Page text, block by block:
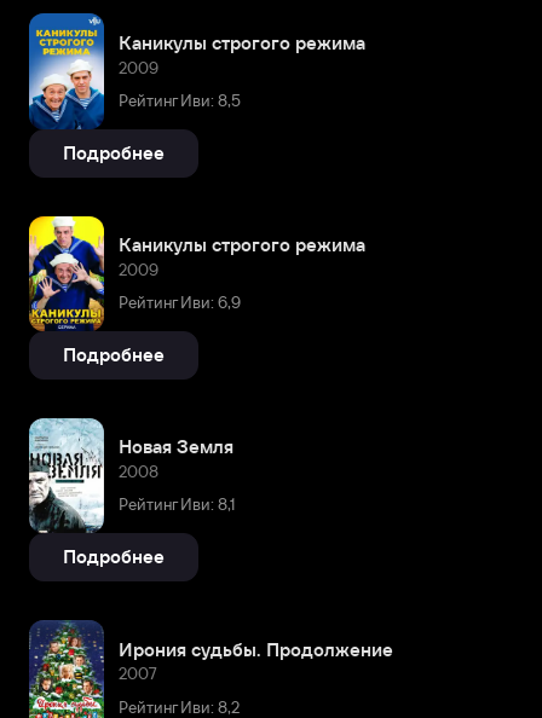
Каникулы строгого режима
2009
Рейтинг Иви: 8,5
Подробнее
Каникулы строгого режима
2009
Рейтинг Иви: 6,9
Подробнее
Новая Земля
2008
Рейтинг Иви: 8,1
Подробнее
Ирония судьбы. Продолжение
2007
Рейтинг Иви: 8,2